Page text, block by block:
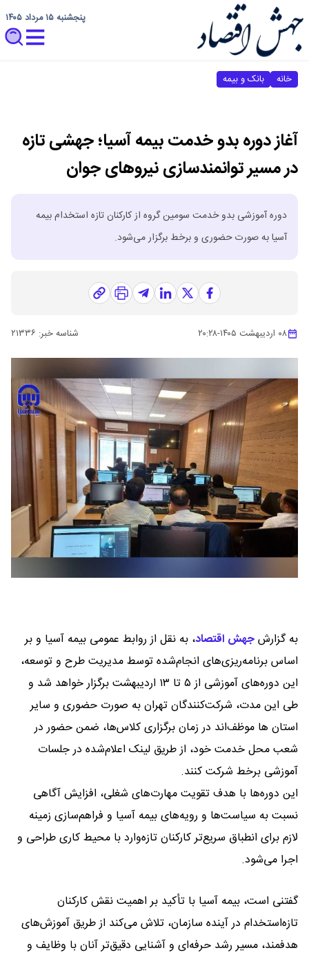
پنجشنبه ۱۵ مرداد ۱۴۰۵
خانه بانک و بیمه
آغاز دوره بدو خدمت بیمه آسیا؛ جهشی تازه
در مسیر توانمندسازی نیروهای جوان
دوره آموزشی بدو خدمت سومین گروه از کارکنان تازه‌ استخدام بیمه
آسیا به صورت حضوری و برخط برگزار می‌شود.
۰۸ اردیبهشت ۱۴۰۵ -۲۰:۲۸ شناسه خبر: ۲۱۳۳۶
به گزارشجهش اقتصاد، به نقل از روابط عمومی بیمه آسیا و بر
اساس برنامه‌ریزی‌های انجام‌شده توسط مدیریت طرح و توسعه،
این دوره‌های آموزشی از ۵ تا ۱۳ اردیبهشت برگزار خواهد شد و
طی این مدت، شرکت‌کنندگان تهران به صورت حضوری و سایر
استان ها موظف‌اند در زمان برگزاری کلاس‌ها، ضمن حضور در
شعب محل خدمت خود، از طریق لینک اعلام‌شده در جلسات
آموزشی برخط شرکت کنند.
این دوره‌ها با هدف تقویت مهارت‌های شغلی، افزایش آگاهی
نسبت به سیاست‌ها و رویه‌های بیمه آسیا و فراهم‌سازی زمینه
لازم برای انطباق سریع‌تر کارکنان تازه‌وارد با محیط کاری طراحی و
اجرا می‌شود.
گفتنی است، بیمه آسیا با تأکید بر اهمیت نقش کارکنان
تازه‌استخدام در آینده سازمان، تلاش می‌کند از طریق آموزش‌های
هدفمند، مسیر رشد حرفه‌ای و آشنایی دقیق‌تر آنان با وظایف و